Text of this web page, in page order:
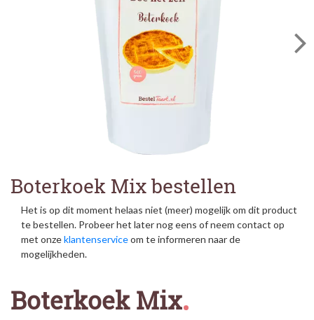
Boterkoek Mix bestellen
Het is op dit moment helaas niet (meer) mogelijk om dit product
te bestellen. Probeer het later nog eens of neem contact op
met onzeklantenserviceom te informeren naar de
mogelijkheden.
Boterkoek Mix